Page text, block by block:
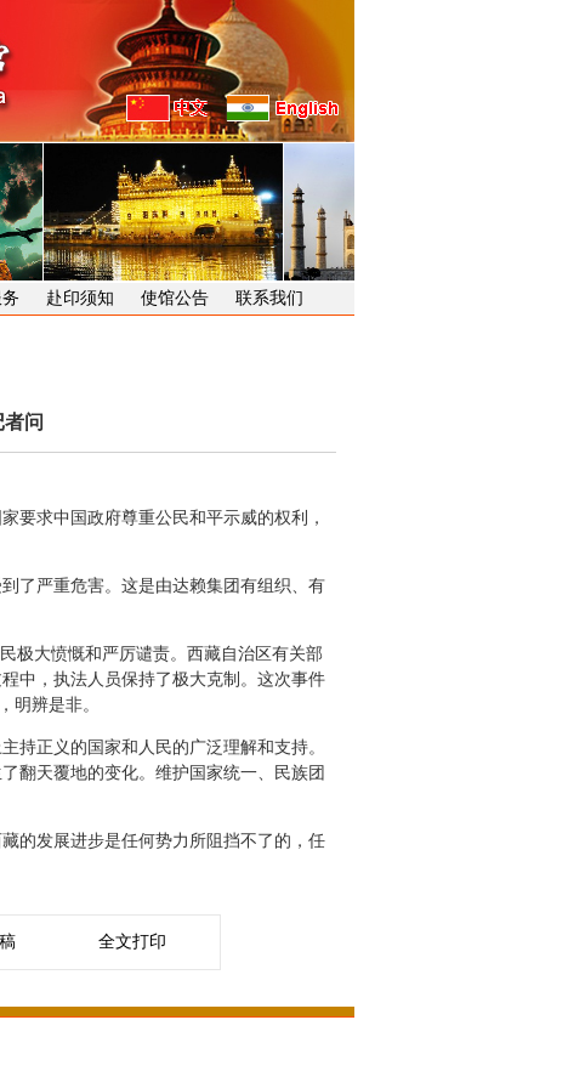
赴印须知 使馆公告 联系我们
问
求中国政府尊重公民和平示威的权利，
了严重危害。这是由达赖集团有组织、有
极大愤慨和严厉谴责。西藏自治区有关部
中，执法人员保持了极大克制。这次事件
明辨是非。
正义的国家和人民的广泛理解和支持。
翻天覆地的变化。维护国家统一、民族团
的发展进步是任何势力所阻挡不了的，任
全文打印